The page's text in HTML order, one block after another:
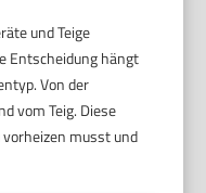
und Teige
Entscheidung hängt
Von der
vom Teig. Diese
musst und